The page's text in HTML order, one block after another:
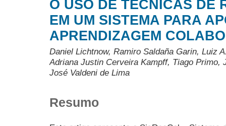
O USO DE TÉCNICAS DE
EM UM SISTEMA PARA
APRENDIZAGEM
Daniel Lichtnow, Ramiro Saldaña Garin, Luiz
Adriana Justin Cerveira Kampff, Tiago Primo,
José Valdeni de Lima
Resumo